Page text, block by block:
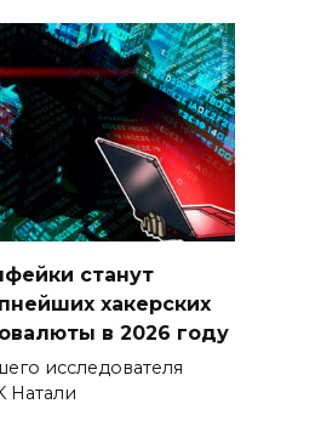
станут
хакерских
в 2026 году
исследователя
Натали